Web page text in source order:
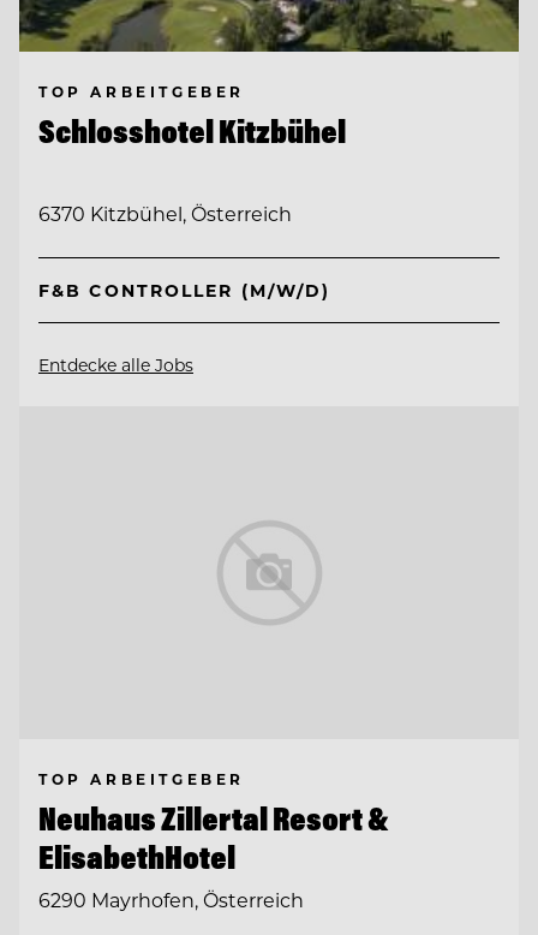
TOP ARBEITGEBER
Schlosshotel Kitzbühel
6370 Kitzbühel, Österreich
F&B CONTROLLER (M/W/D)
Entdecke alle Jobs
TOP ARBEITGEBER
Neuhaus Zillertal Resort &
ElisabethHotel
6290 Mayrhofen, Österreich